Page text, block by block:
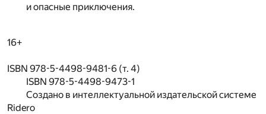
и опасные приключения.
16+
ISBN 978-5-4498-9481-6 (т. 4)
ISBN 978-5-4498-9473-1
Создано в интеллектуальной издательской системе
Ridero